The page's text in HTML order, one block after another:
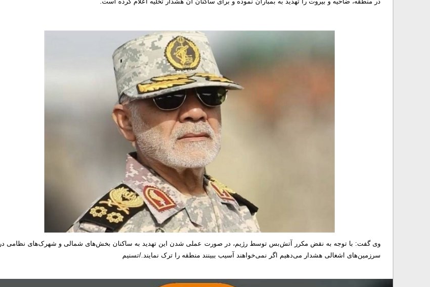
وی گفت: با توجه به نقض مکرر آتش‌بس توسط رژیم، در صورت عملی شدن این تهدید به ساکنان بخش‌های شمالی و شهرک‌های نظامی در
سرزمین‌های اشغالی هشدار می‌دهیم اگر نمی‌خواهند آسیب ببینند منطقه را ترک نمایند./تسنیم